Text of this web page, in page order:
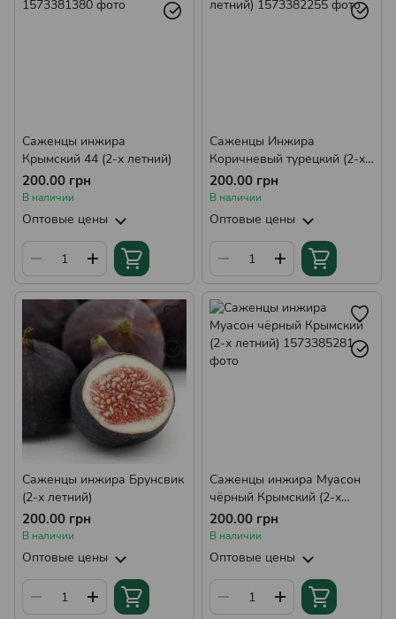
Саженцы инжира
Крымский 44 (2-х летний)
200.00 грн
В наличии
Оптовые цены
Саженцы Инжира
Коричневый турецкий (2-х
летний)
200.00 грн
В наличии
Оптовые цены
Саженцы инжира Брунсвик
(2-х летний)
200.00 грн
В наличии
Оптовые цены
Саженцы инжира Муасон
чёрный Крымский (2-х
летний)
200.00 грн
В наличии
Оптовые цены